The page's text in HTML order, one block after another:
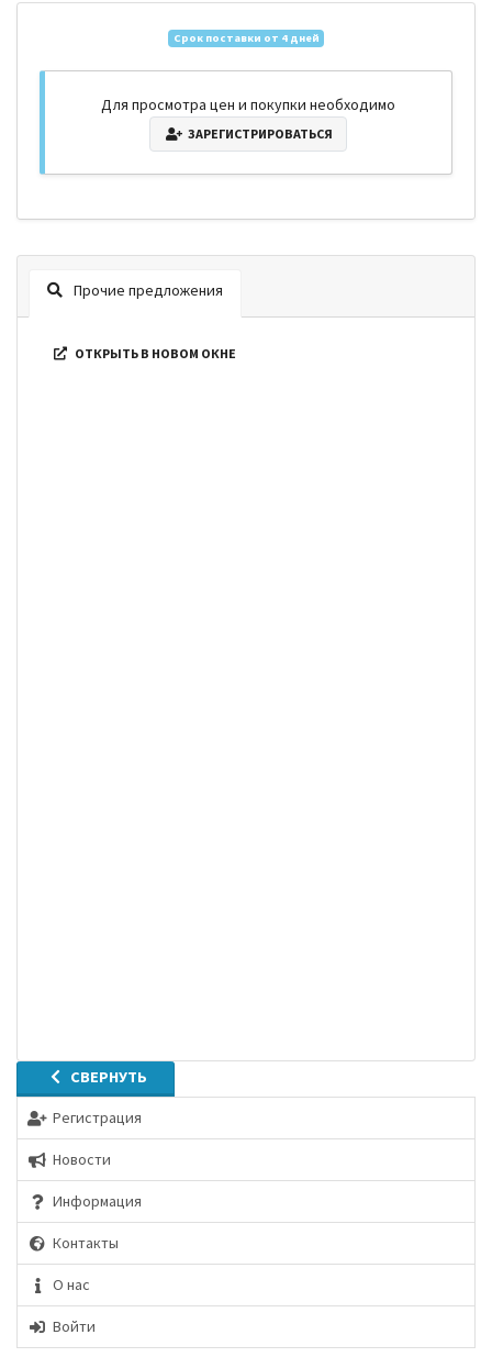
СВЕРНУТЬ
Регистрация
Новости
Информация
Контакты
О нас
Войти
Срок поставки от 4 дней
Для просмотра цен и покупки необходимо
ЗАРЕГИСТРИРОВАТЬСЯ
Прочие предложения
ОТКРЫТЬ В НОВОМ ОКНЕ